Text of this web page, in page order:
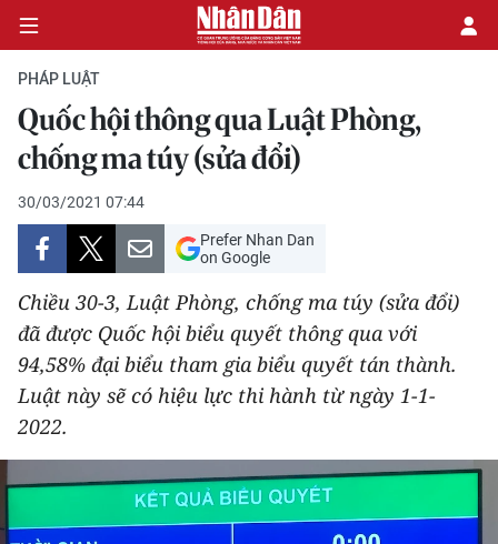
CHÍNH TRỊ
KINH TẾ
VĂN HÓA
XÃ HỘI
PHÁP LUẬT
DU LỊCH
THỂ THAO
PHÁP LUẬT
Quốc hội thông qua Luật Phòng,
chống ma túy (sửa đổi)
30/03/2021 07:44
Prefer Nhan Dan
on Google
Chiều 30-3, Luật Phòng, chống ma túy (sửa đổi)
đã được Quốc hội biểu quyết thông qua với
94,58% đại biểu tham gia biểu quyết tán thành.
Luật này sẽ có hiệu lực thi hành từ ngày 1-1-
2022.